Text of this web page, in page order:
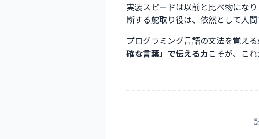
実装スピードは以前と比べ物にな
断する舵取り役は、依然として人間
プログラミング言語の文法を覚え
確な言葉」で伝える力こそが、こ